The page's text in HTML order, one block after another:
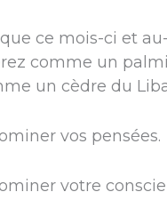
ce mois-ci et
comme un
un cèdre du
vos pensées.
votre